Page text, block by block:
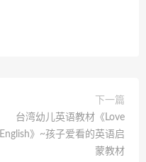
下一篇
台湾幼儿英语教材《Love
English》~孩子爱看的英语启
蒙教材